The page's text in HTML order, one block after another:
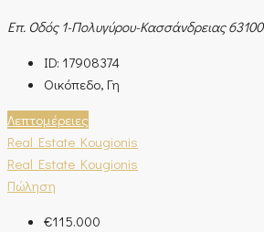
Επ. Οδός 1-Πολυγύρου-Κασσάνδρειας 63100
ID: 17908374
Οικόπεδο, Γη
Λεπτομέρειες
Real Estate Kougionis
Real Estate Kougionis
Πώληση
€115.000